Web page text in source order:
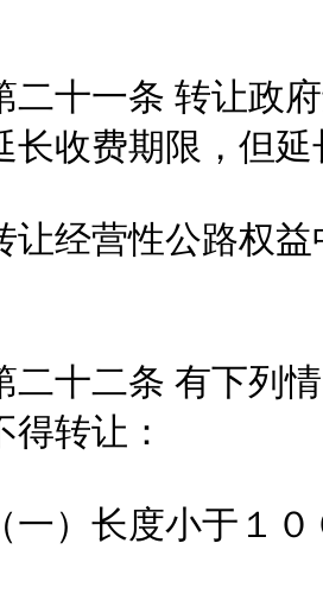
一条 转让政府
长收费期限，但
营性公路权益
二条 有下列情
得转让：
长度小于１０